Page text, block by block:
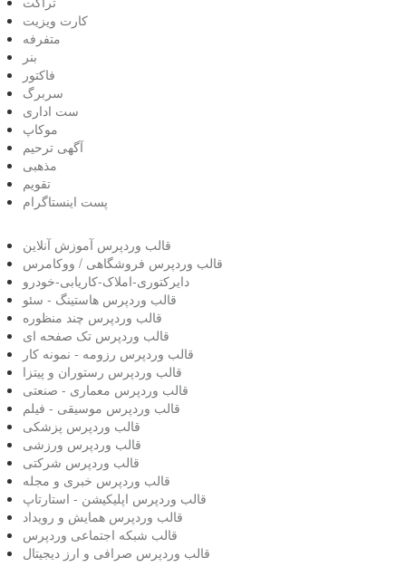
کارت ویزیت
متفرفه
بنر
فاکتور
سربرگ
ست اداری
موکاپ
آگهی ترحیم
مذهبی
تقویم
پست اینستاگرام
قالب وردپرس آموزش آنلاین
قالب وردپرس فروشگاهی / ووکامرس
دایرکتوری-املاک-کاریابی-خودرو
قالب وردپرس هاستینگ - سئو
قالب وردپرس چند منظوره
قالب وردپرس تک صفحه ای
قالب وردپرس رزومه - نمونه کار
قالب وردپرس رستوران و پیتزا
قالب وردپرس معماری - صنعتی
قالب وردپرس موسیقی - فیلم
قالب وردپرس پزشکی
قالب وردپرس ورزشی
قالب وردپرس شرکتی
قالب وردپرس خبری و مجله
قالب وردپرس اپلیکیشن - استارتاپ
قالب وردپرس همایش و رویداد
قالب شبکه اجتماعی وردپرس
قالب وردپرس صرافی و ارز دیجیتال